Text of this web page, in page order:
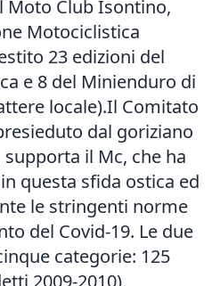
Moto Club Isontino,
Motociclistica
23 edizioni del
e 8 del Minienduro di
locale).Il Comitato
dal goriziano
il Mc, che ha
questa sfida ostica ed
le stringenti norme
del Covid-19. Le due
categorie: 125
2009-2010),